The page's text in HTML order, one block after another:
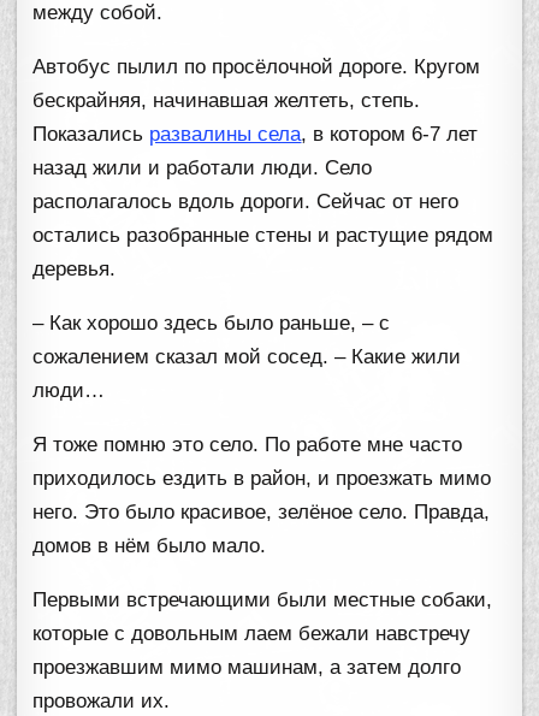
между собой.
Автобус пылил по просёлочной дороге. Кругом
бескрайняя, начинавшая желтеть, степь.
Показались развалины села, в котором 6-7 лет
назад жили и работали люди. Село
располагалось вдоль дороги. Сейчас от него
остались разобранные стены и растущие рядом
деревья.
– Как хорошо здесь было раньше, – с
сожалением сказал мой сосед. – Какие жили
люди…
Я тоже помню это село. По работе мне часто
приходилось ездить в район, и проезжать мимо
него. Это было красивое, зелёное село. Правда,
домов в нём было мало.
Первыми встречающими были местные собаки,
которые с довольным лаем бежали навстречу
проезжавшим мимо машинам, а затем долго
провожали их.